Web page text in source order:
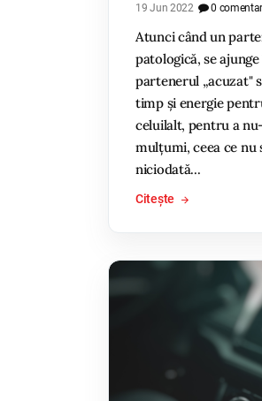
19 Jun 2022 0
Atunci când un
patologică, se
partenerul „acuzat"
timp și energie
celuilalt, pentru a
mulțumi, ceea ce nu
niciodată...
Citește